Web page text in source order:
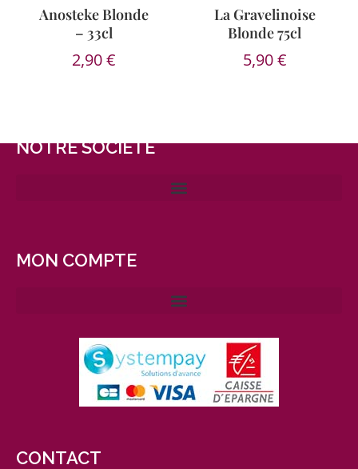
Anosteke Blonde
– 33cl
2,90€
La Gravelinoise
Blonde 75cl
5,90€
NOTRE SOCIÉTÉ
MON COMPTE
CONTACT